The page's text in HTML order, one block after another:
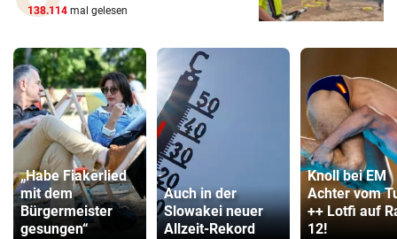
138.114 mal gelesen
„Habe Fiakerlied
mit dem
Bürgermeister
gesungen“
Auch in der
Slowakei neuer
Allzeit-Rekord
Knoll bei EM
Achter vom
++ Lotfi auf
12!